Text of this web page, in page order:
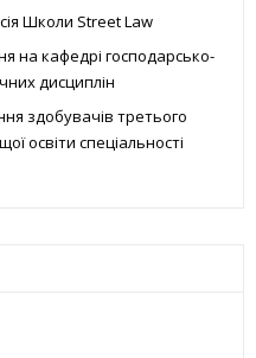
Школи Street Law
на кафедрі господарсько-
дисциплін
здобувачів третього
освіти спеціальності